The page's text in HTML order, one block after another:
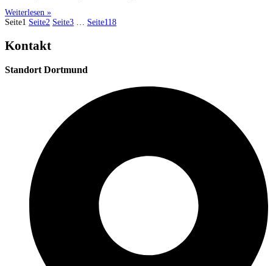
Weiterlesen »
Seite1 Seite2 Seite3 … Seite118
Kontakt
Standort Dortmund